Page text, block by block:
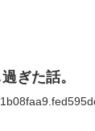
ぎた話。